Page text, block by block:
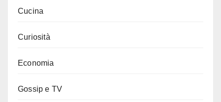
Cucina
Curiosità
Economia
Gossip e TV